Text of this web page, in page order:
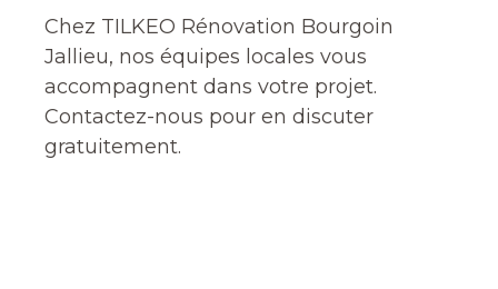
Chez TILKEO Rénovation Bourgoin
Jallieu, nos équipes locales vous
accompagnent dans votre projet.
Contactez-nous pour en discuter
gratuitement.